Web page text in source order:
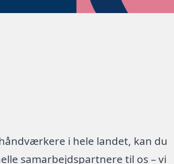
i hele landet, kan du
samarbejdspartnere til os – vi